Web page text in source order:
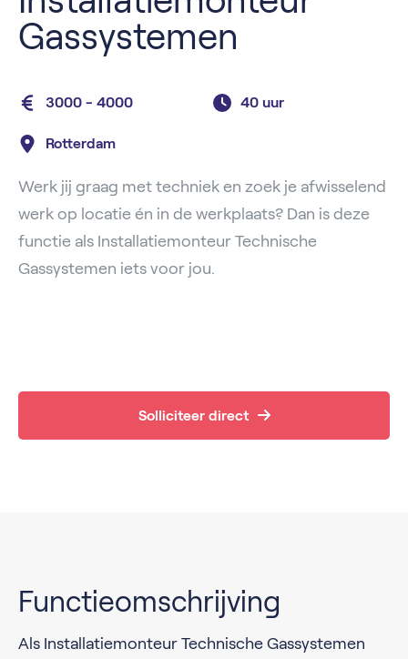
Gassystemen
3000 - 4000 40 uur
Rotterdam
Werk jij graag met techniek en zoek je afwisselend
werk op locatie én in de werkplaats? Dan is deze
functie als Installatiemonteur Technische
Gassystemen iets voor jou.
Solliciteer direct
Functieomschrijving
Als Installatiemonteur Technische Gassystemen